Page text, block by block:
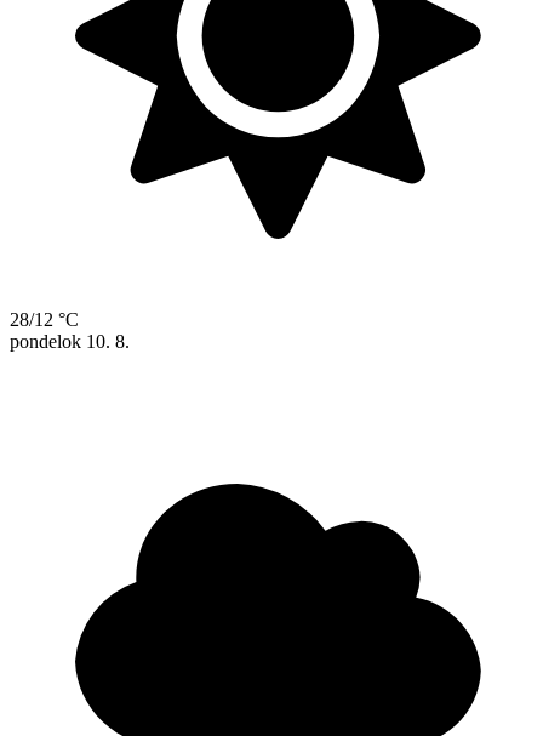
28/12 °C
pondelok 10. 8.